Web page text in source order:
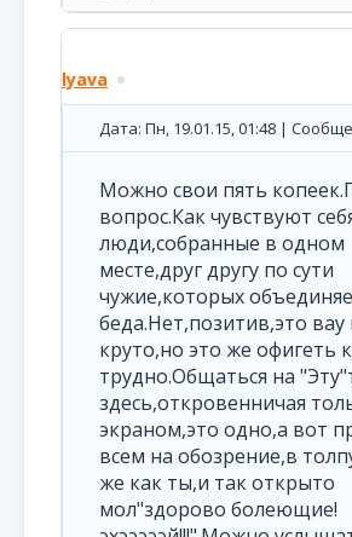
lyava
Дата: Пн, 19.01.15, 01:48 |
Можно свои пять
вопрос.Как чувствуют
люди,собранные в одном
месте,друг другу по сути
чужие,которых
беда.Нет,позитив,это вау
круто,но это же офигеть
трудно.Общаться на
здесь,откровенничая
экраном,это одно,а вот
всем на обозрение,в
же как ты,и так открыто
мол"здорово болеющие!